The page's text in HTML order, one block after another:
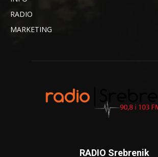
RADIO
MARKETING
RADIO Srebrenik